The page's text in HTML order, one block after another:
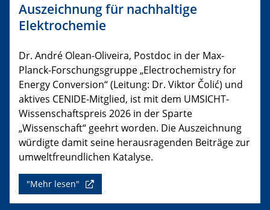
Auszeichnung für nachhaltige
Elektrochemie
Dr. André Olean-Oliveira, Postdoc in der Max-
Planck-Forschungsgruppe „Electrochemistry for
Energy Conversion“ (Leitung: Dr. Viktor Čolić) und
aktives CENIDE-Mitglied, ist mit dem UMSICHT-
Wissenschaftspreis 2026 in der Sparte
„Wissenschaft“ geehrt worden. Die Auszeichnung
würdigte damit seine herausragenden Beiträge zur
umweltfreundlichen Katalyse.
"Mehr lesen"